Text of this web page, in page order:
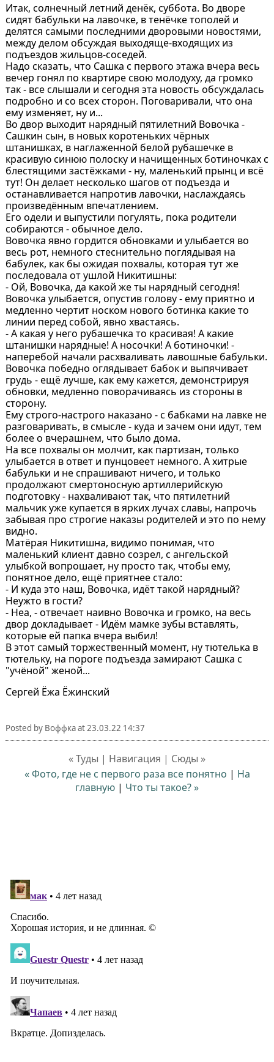
Итак, солнечный летний денёк, суббота. Во дворе
сидят бабульки на лавочке, в тенёчке тополей и
делятся самыми последними дворовыми новостями,
между делом обсуждая выходяще-входящих из
подъездов жильцов-соседей.
Надо сказать, что Сашка с первого этажа вчера весь
вечер гонял по квартире свою молодуху, да громко
так - все слышали и сегодня эта новость обсуждалась
подробно и со всех сторон. Поговаривали, что она
ему изменяет, ну и...
Во двор выходит нарядный пятилетний Вовочка -
Сашкин сын, в новых коротеньких чёрных
штанишках, в наглаженной белой рубашечке в
красивую синюю полоску и начищенных ботиночках с
блестящими застёжками - ну, маленький прынц и всё
тут! Он делает несколько шагов от подъезда и
останавливается напротив лавочки, наслаждаясь
произведённым впечатлением.
Его одели и выпустили погулять, пока родители
собираются - обычное дело.
Вовочка явно гордится обновками и улыбается во
весь рот, немного стеснительно поглядывая на
бабулек, как бы ожидая похвалы, которая тут же
последовала от ушлой Никитишны:
- Ой, Вовочка, да какой же ты нарядный сегодня!
Вовочка улыбается, опустив голову - ему приятно и
медленно чертит носком нового ботинка какие то
линии перед собой, явно хвастаясь.
- А какая у него рубашечка то красивая! А какие
штанишки нарядные! А носочки! А ботиночки! -
наперебой начали расхваливать лавошные бабульки.
Вовочка победно оглядывает бабок и выпячивает
грудь - ещё лучше, как ему кажется, демонстрируя
обновки, медленно поворачиваясь из стороны в
сторону.
Ему строго-настрого наказано - с бабками на лавке не
разговаривать, в смысле - куда и зачем они идут, тем
более о вчерашнем, что было дома.
На все похвалы он молчит, как партизан, только
улыбается в ответ и пунцовеет немного. А хитрые
бабульки и не спрашивают ничего, и только
продолжают смертоносную артиллерийскую
подготовку - нахваливают так, что пятилетний
мальчик уже купается в ярких лучах славы, напрочь
забывая про строгие наказы родителей и это по нему
видно.
Матёрая Никитишна, видимо понимая, что
маленький клиент давно созрел, с ангельской
улыбкой вопрошает, ну просто так, чтобы ему,
понятное дело, ещё приятнее стало:
- И куда это наш, Вовочка, идёт такой нарядный?
Неужто в гости?
- Неа, - отвечает наивно Вовочка и громко, на весь
двор докладывает - Идём мамке зубы вставлять,
которые ей папка вчера выбил!
В этот самый торжественный момент, ну тютелька в
тютельку, на пороге подъезда замирают Сашка с
"учёной" женой...
Сергей Ёжа Ёжинский
Posted by Воффкаat 23.03.22 14:37
« Туды | Навигация | Сюды »
« Фото, где не с первого раза все понятно | На
главную | Что ты такое? »